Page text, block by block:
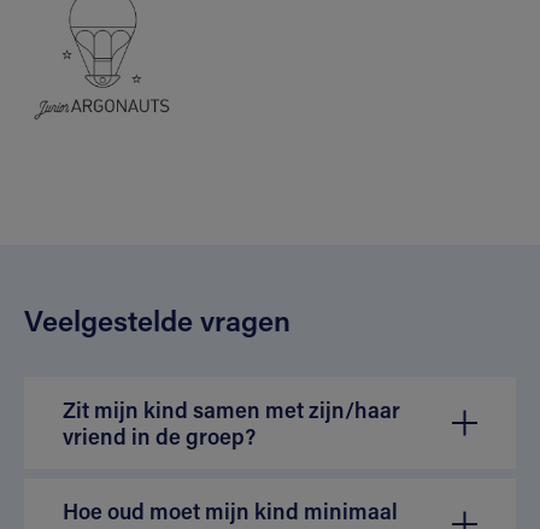
Veelgestelde vragen
Zit mijn kind samen met zijn/haar
vriend in de groep?
Hoe oud moet mijn kind minimaal